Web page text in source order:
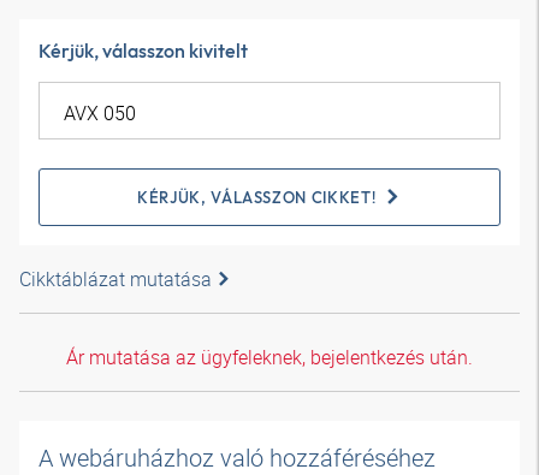
Kérjük, válasszon kivitelt
KÉRJÜK, VÁLASSZON CIKKET!
Cikktáblázat mutatása
Ár mutatása az ügyfeleknek, bejelentkezés után.
A webáruházhoz való hozzáféréséhez